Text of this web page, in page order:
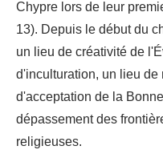
Chypre lors de leur
13). Depuis le début du
un lieu de créativité de
d'inculturation, un lieu
d'acceptation de la
dépassement des
religieuses.